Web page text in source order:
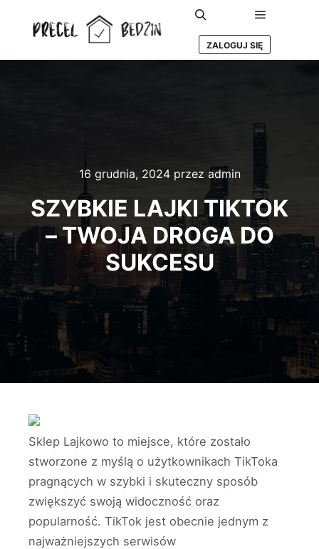
Szukaj Główne
ZALOGUJ SIĘ
16 grudnia, 2024przez admin
SZYBKIE LAJKI TIKTOK
– TWOJA DROGA DO
SUKCESU
Sklep Lajkowo to miejsce, które zostało
stworzone z myślą o użytkownikach TikToka
pragnących w szybki i skuteczny sposób
zwiększyć swoją widoczność oraz
popularność. TikTok jest obecnie jednym z
najważniejszych serwisów